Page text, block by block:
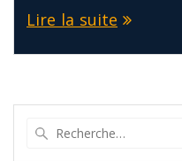
Lire la suite